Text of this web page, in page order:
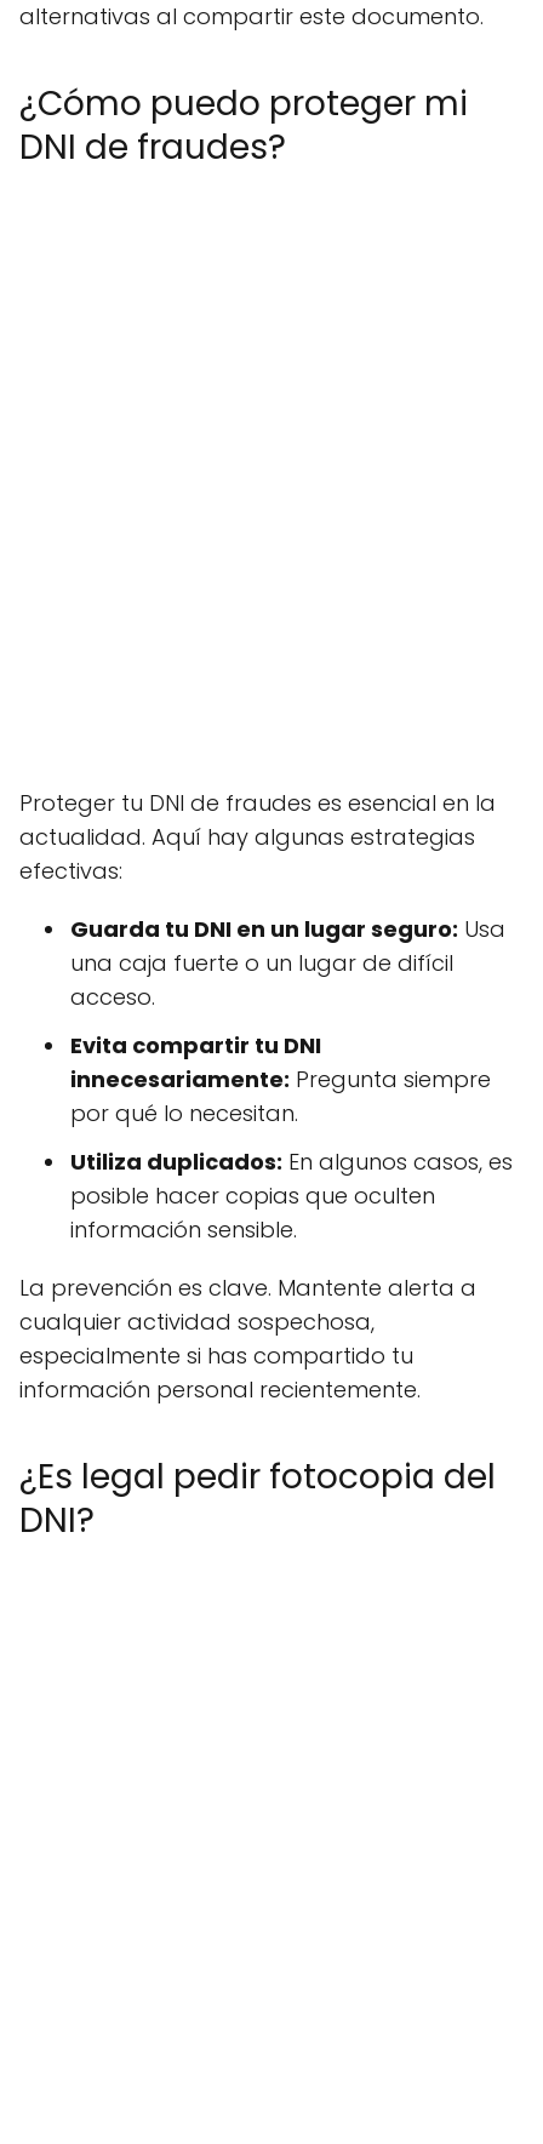
alternativas al compartir este documento.
¿Cómo puedo proteger mi
DNI de fraudes?
Proteger tu DNI de fraudes es esencial en la
actualidad. Aquí hay algunas estrategias
efectivas:
Guarda tu DNI en un lugar seguro: Usa
una caja fuerte o un lugar de difícil
acceso.
Evita compartir tu DNI
innecesariamente: Pregunta siempre
por qué lo necesitan.
Utiliza duplicados: En algunos casos, es
posible hacer copias que oculten
información sensible.
La prevención es clave. Mantente alerta a
cualquier actividad sospechosa,
especialmente si has compartido tu
información personal recientemente.
¿Es legal pedir fotocopia del
DNI?